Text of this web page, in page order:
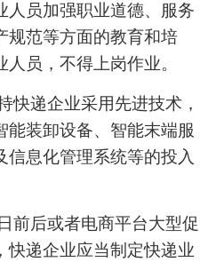
员加强职业道德、服务
规范等方面的教育和培
员，不得上岗作业。
递企业采用先进技术，
能装卸设备、智能末端服
息化管理系统等的投入
后或者电商平台大型促
快递企业应当制定快递业